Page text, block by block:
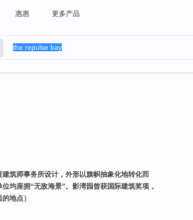
惠惠 更多产品
筑师事务所设计，外形以旗帜抽象化地转化而
均座拥“无敌海景”。影湾园曾获国际建筑奖项，
地点）